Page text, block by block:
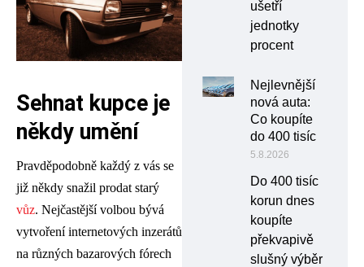
Sehnat kupce je
někdy umění
Pravděpodobně každý z vás se
již někdy snažil prodat starý
vůz. Nejčastější volbou bývá
vytvoření internetových inzerátů
na různých bazarových fórech
ušetří
jednotky
procent
Nejlevnější
nová auta:
Co koupíte
do 400 tisíc
5.8.2026
Do 400 tisíc
korun dnes
koupíte
překvapivě
slušný výběr